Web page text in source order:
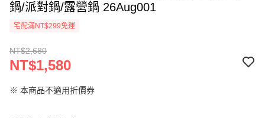
鍋/派對鍋/露營鍋 26Aug001
宅配滿NT$299免運
NT$2,680
NT$1,580
※ 本商品不適用折價券